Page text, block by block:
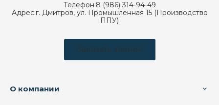
Телефон:8 (986) 314-94-49
Адрес:г. Дмитров, ул. Промышленная 15 (Производство
ППУ)
Заказать звонок
О компании